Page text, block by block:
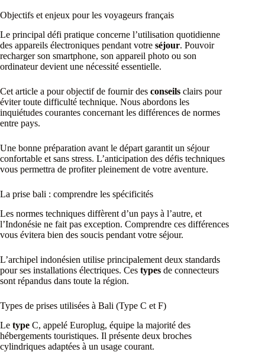
Objectifs et enjeux pour les voyageurs français
Le principal défi pratique concerne l’utilisation quotidienne
des appareils électroniques pendant votre séjour. Pouvoir
recharger son smartphone, son appareil photo ou son
ordinateur devient une nécessité essentielle.
Cet article a pour objectif de fournir des conseils clairs pour
éviter toute difficulté technique. Nous abordons les
inquiétudes courantes concernant les différences de normes
entre pays.
Une bonne préparation avant le départ garantit un séjour
confortable et sans stress. L’anticipation des défis techniques
vous permettra de profiter pleinement de votre aventure.
La prise bali : comprendre les spécificités
Les normes techniques diffèrent d’un pays à l’autre, et
l’Indonésie ne fait pas exception. Comprendre ces différences
vous évitera bien des soucis pendant votre séjour.
L’archipel indonésien utilise principalement deux standards
pour ses installations électriques. Ces types de connecteurs
sont répandus dans toute la région.
Types de prises utilisées à Bali (Type C et F)
Le type C, appelé Europlug, équipe la majorité des
hébergements touristiques. Il présente deux broches
cylindriques adaptées à un usage courant.